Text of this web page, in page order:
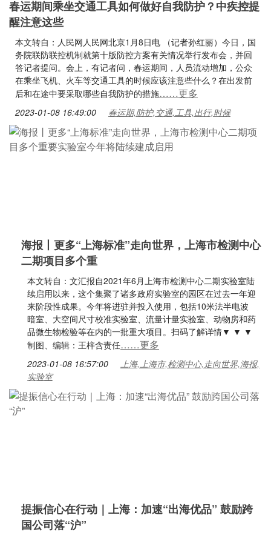
春运期间乘坐交通工具如何做好自我防护？中疾控提
醒注意这些
本文转自：人民网人民网北京1月8日电 （记者孙红丽）今日，国
务院联防联控机制就第十版防控方案有关情况举行发布会，并回
答记者提问。会上，有记者问，春运期间，人员流动增加，公众
在乘坐飞机、火车等交通工具的时候应该注意些什么？在出发前
后和在途中要采取哪些自我防护的措施……更多
2023-01-08 16:49:00 春运期,防护,交通,工具,出行,时候
海报丨更多“上海标准”走向世界，上海市检测中心
二期项目多个重
本文转自：文汇报自2021年6月上海市检测中心二期实验室陆
续启用以来，这个集聚了诸多政府实验室的园区在过去一年迎
来阶段性成果。今年将进驻并投入使用，包括10米法半电波
暗室、大空间尺寸校准实验室、流量计量实验室、动物房和药
品微生物检验等在内的一批重大项目。扫码了解详情▼ ▼ ▼
制图、编辑：王梓含责任……更多
2023-01-08 16:57:00
上海,上海市,检测中心,走向世界,海报,
实验室
提振信心在行动｜上海：加速“出海优品” 鼓励跨
国公司落“沪”